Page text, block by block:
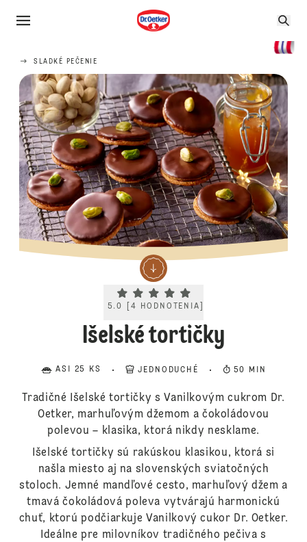
SLADKÉ PEČENIE
Current rating 5.0. Click to rate.
5.0 4 HODNOTENIA
Išelské tortičky
ASI 25 KS JEDNODUCHÉ 50 MIN
Tradičné Išelské tortičky s Vanilkovým cukrom Dr.
Oetker, marhuľovým džemom a čokoládovou
polevou – klasika, ktorá nikdy nesklame.
Išelské tortičky sú rakúskou klasikou, ktorá si
našla miesto aj na slovenských sviatočných
stoloch. Jemné mandľové cesto, marhuľový džem a
tmavá čokoládová poleva vytvárajú harmonickú
chuť, ktorú podčiarkuje Vanilkový cukor Dr. Oetker.
Ideálne pre milovníkov tradičného pečiva s